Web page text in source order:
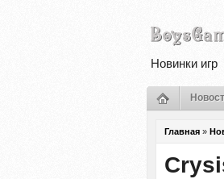
Новинки игр
Главная »